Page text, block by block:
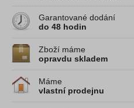
Garantované dodání
do 48 hodin
Zboží máme
opravdu skladem
Máme
vlastní prodejnu